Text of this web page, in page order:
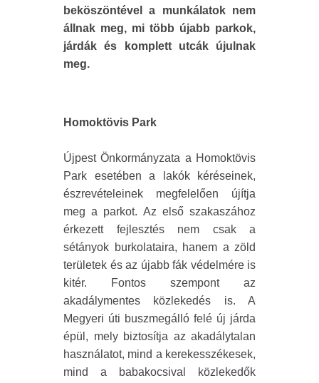
beköszöntével a munkálatok nem
állnak meg, mi több újabb parkok,
járdák és komplett utcák újulnak
meg.
Homoktövis Park
Újpest Önkormányzata a Homoktövis
Park esetében a lakók kéréseinek,
észrevételeinek megfelelően újítja
meg a parkot. Az első szakaszához
érkezett fejlesztés nem csak a
sétányok burkolataira, hanem a zöld
területek és az újabb fák védelmére is
kitér. Fontos szempont az
akadálymentes közlekedés is. A
Megyeri úti buszmegálló felé új járda
épül, mely biztosítja az akadálytalan
használatot, mind a kerekesszékesek,
mind a babakocsival közlekedők